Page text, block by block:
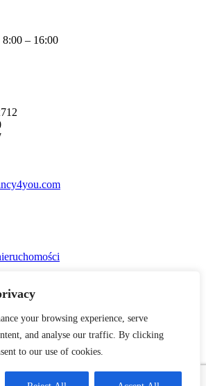
your browsing experience, serve
and analyse our traffic. By clicking
to our use of cookies.
8:00 – 16:00